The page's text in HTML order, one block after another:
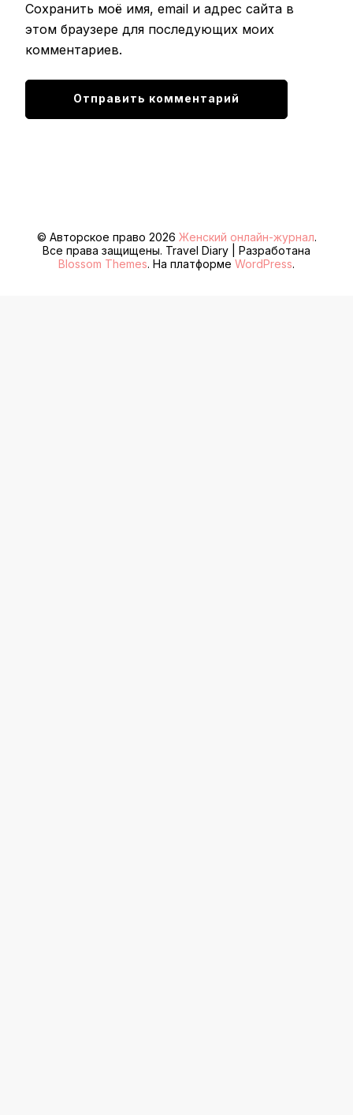
Сохранить моё имя, email и адрес сайта в
этом браузере для последующих моих
комментариев.
© Авторское право 2026 Женский онлайн-журнал.
Все права защищены. Travel Diary | Разработана
Blossom Themes. На платформе WordPress.